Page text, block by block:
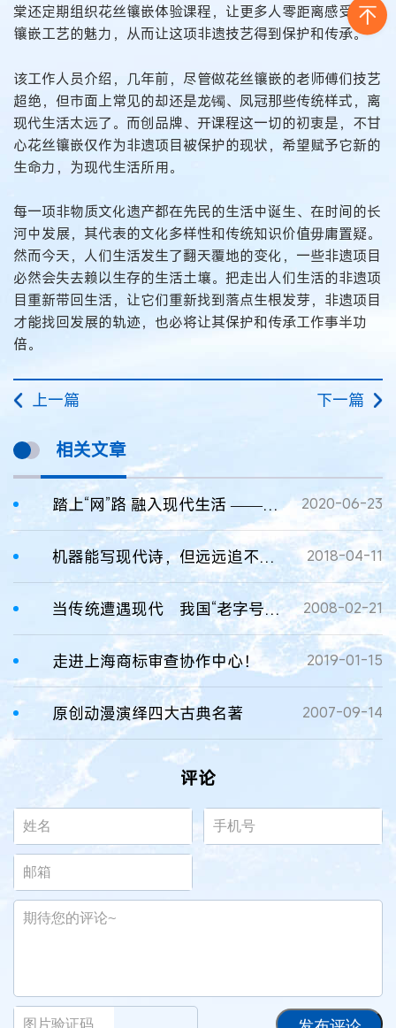
棠还定期组织花丝镶嵌体验课程，让更多人零距离感受花丝
镶嵌工艺的魅力，从而让这项非遗技艺得到保护和传承。
该工作人员介绍，几年前，尽管做花丝镶嵌的老师傅们技艺
超绝，但市面上常见的却还是龙镯、凤冠那些传统样式，离
现代生活太远了。而创品牌、开课程这一切的初衷是，不甘
心花丝镶嵌仅作为非遗项目被保护的现状，希望赋予它新的
生命力，为现代生活所用。
每一项非物质文化遗产都在先民的生活中诞生、在时间的长
河中发展，其代表的文化多样性和传统知识价值毋庸置疑。
然而今天，人们生活发生了翻天覆地的变化，一些非遗项目
必然会失去赖以生存的生活土壤。把走出人们生活的非遗项
目重新带回生活，让它们重新找到落点生根发芽，非遗项目
才能找回发展的轨迹，也必将让其保护和传承工作事半功
倍。
上一篇 下一篇
相关文章
踏上“网”路 融入现代生活 ——“文化和自然遗产日”非遗活动回顾 2020-06-23
机器能写现代诗，但远远追不上古典作家 2018-04-11
当传统遭遇现代 我国“老字号”的命脉是什么? 2008-02-21
走进上海商标审查协作中心！ 2019-01-15
原创动漫演绎四大古典名著 2007-09-14
评论